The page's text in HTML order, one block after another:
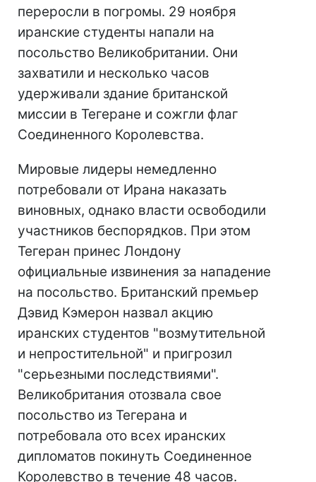
переросли в погромы. 29 ноября
иранские студенты напали на
посольство Великобритании. Они
захватили и несколько часов
удерживали здание британской
миссии в Тегеране и сожгли флаг
Соединенного Королевства.
Мировые лидеры немедленно
потребовали от Ирана наказать
виновных, однако власти освободили
участников беспорядков. При этом
Тегеран принес Лондону
официальные извинения за нападение
на посольство. Британский премьер
Дэвид Кэмерон назвал акцию
иранских студентов "возмутительной
и непростительной" и пригрозил
"серьезными последствиями".
Великобритания отозвала свое
посольство из Тегерана и
потребовала ото всех иранских
дипломатов покинуть Соединенное
Королевство в течение 48 часов.